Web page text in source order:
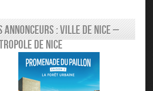
annonceurs : Ville de Nice –
de Nice